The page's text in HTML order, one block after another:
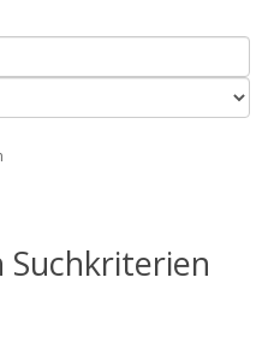
Suchkriterien